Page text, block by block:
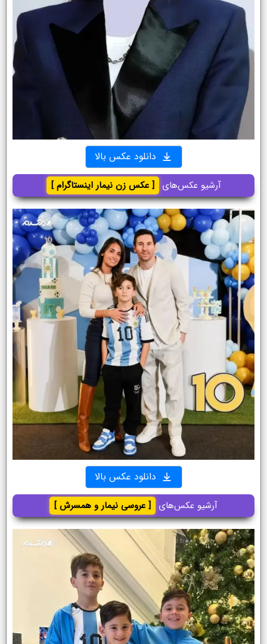
دانلود عکس بالا
آرشیو عکس‌های [ عکس زن نیمار اینستاگرام ]
دانلود عکس بالا
آرشیو عکس‌های [ عروسی نیمار و همسرش ]